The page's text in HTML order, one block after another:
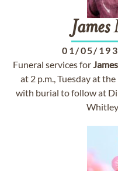
James
01/05/
Funeral services forJames
at 2 p.m., Tuesday at
with burial to follow at
Whitley